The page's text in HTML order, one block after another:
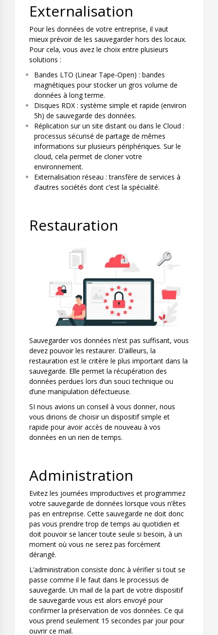
Externalisation
Pour les données de votre entreprise, il vaut
mieux prévoir de les sauvegarder hors des locaux.
Pour cela, vous avez le choix entre plusieurs
solutions :
Bandes LTO (Linear Tape-Open) : bandes
magnétiques pour stocker un gros volume de
données à long terme.
Disques RDX : système simple et rapide (environ
5h) de sauvegarde des données.
Réplication sur un site distant ou dans le Cloud :
processus sécurisé de partage de mêmes
informations sur plusieurs périphériques. Sur le
cloud, cela permet de cloner votre
environnement.
Externalisation réseau : transfère de services à
d’autres sociétés dont c’est la spécialité.
Restauration
Sauvegarder vos données n’est pas suffisant, vous
devez pouvoir les restaurer. D’ailleurs, la
restauration est le critère le plus important dans la
sauvegarde. Elle permet la récupération des
données perdues lors d’un souci technique ou
d’une manipulation défectueuse.
SI nous avions un conseil à vous donner, nous
vous dirions de choisir un dispositif simple et
rapide pour avoir accès de nouveau à vos
données en un rien de temps.
Administration
Evitez les journées improductives et programmez
votre sauvegarde de données lorsque vous n’êtes
pas en entreprise. Cette sauvegarde ne doit donc
pas vous prendre trop de temps au quotidien et
doit pouvoir se lancer toute seule si besoin, à un
moment où vous ne serez pas forcément
dérangé.
L’administration consiste donc à vérifier si tout se
passe comme il le faut dans le processus de
sauvegarde. Un mail de la part de votre dispositif
de sauvegarde vous est alors envoyé pour
confirmer la préservation de vos données. Ce qui
vous prend seulement 15 secondes par jour pour
ouvrir ce mail.